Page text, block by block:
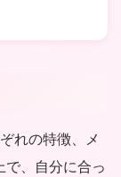
れの特徴、メ
で、自分に合っ